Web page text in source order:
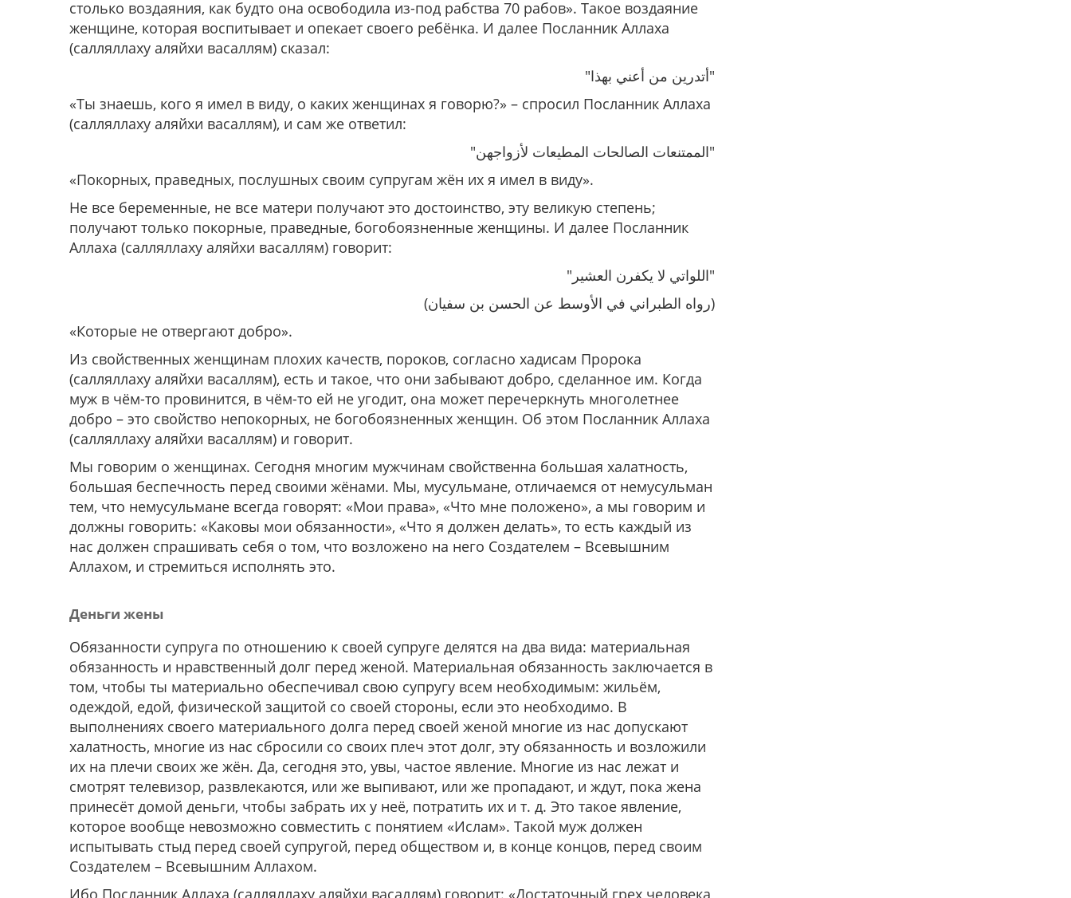
столько воздаяния, как будто она освободила из-под рабства 70 рабов». Такое воздаяние
женщине, которая воспитывает и опекает своего ребёнка. И далее Посланник Аллаха
(салляллаху аляйхи васаллям) сказал:
"أتدرين من أعني بهذا"
«Ты знаешь, кого я имел в виду, о каких женщинах я говорю?» – спросил Посланник Аллаха
(салляллаху аляйхи васаллям), и сам же ответил:
"الممتنعات الصالحات المطيعات لأزواجهن"
«Покорных, праведных, послушных своим супругам жён их я имел в виду».
Не все беременные, не все матери получают это достоинство, эту великую степень;
получают только покорные, праведные, богобоязненные женщины. И далее Посланник
Аллаха (салляллаху аляйхи васаллям) говорит:
"اللواتي لا يكفرن العشير"
(رواه الطبراني في الأوسط عن الحسن بن سفيان)
«Которые не отвергают добро».
Из свойственных женщинам плохих качеств, пороков, согласно хадисам Пророка
(салляллаху аляйхи васаллям), есть и такое, что они забывают добро, сделанное им. Когда
муж в чём-то провинится, в чём-то ей не угодит, она может перечеркнуть многолетнее
добро – это свойство непокорных, не богобоязненных женщин. Об этом Посланник Аллаха
(салляллаху аляйхи васаллям) и говорит.
Мы говорим о женщинах. Сегодня многим мужчинам свойственна большая халатность,
большая беспечность перед своими жёнами. Мы, мусульмане, отличаемся от немусульман
тем, что немусульмане всегда говорят: «Мои права», «Что мне положено», а мы говорим и
должны говорить: «Каковы мои обязанности», «Что я должен делать», то есть каждый из
нас должен спрашивать себя о том, что возложено на него Создателем – Всевышним
Аллахом, и стремиться исполнять это.
Деньги жены
Обязанности супруга по отношению к своей супруге делятся на два вида: материальная
обязанность и нравственный долг перед женой. Материальная обязанность заключается в
том, чтобы ты материально обеспечивал свою супругу всем необходимым: жильём,
одеждой, едой, физической защитой со своей стороны, если это необходимо. В
выполнениях своего материального долга перед своей женой многие из нас допускают
халатность, многие из нас сбросили со своих плеч этот долг, эту обязанность и возложили
их на плечи своих же жён. Да, сегодня это, увы, частое явление. Многие из нас лежат и
смотрят телевизор, развлекаются, или же выпивают, или же пропадают, и ждут, пока жена
принесёт домой деньги, чтобы забрать их у неё, потратить их и т. д. Это такое явление,
которое вообще невозможно совместить с понятием «Ислам». Такой муж должен
испытывать стыд перед своей супругой, перед обществом и, в конце концов, перед своим
Создателем – Всевышним Аллахом.